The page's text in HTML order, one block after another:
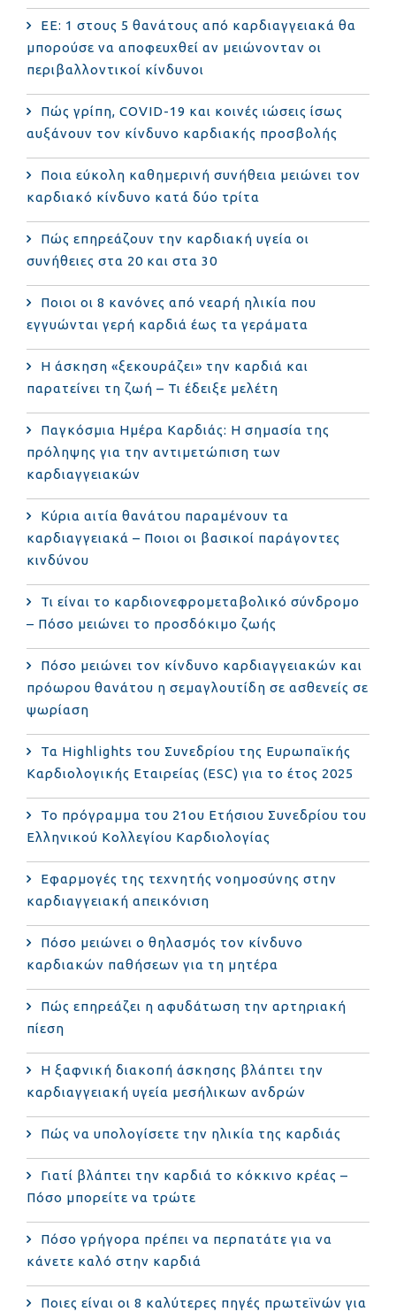
ΕΕ: 1 στους 5 θανάτους από καρδιαγγειακά θα
μπορούσε να αποφευχθεί αν μειώνονταν οι
περιβαλλοντικοί κίνδυνοι
Πώς γρίπη, COVID-19 και κοινές ιώσεις ίσως
αυξάνουν τον κίνδυνο καρδιακής προσβολής
Ποια εύκολη καθημερινή συνήθεια μειώνει τον
καρδιακό κίνδυνο κατά δύο τρίτα
Πώς επηρεάζουν την καρδιακή υγεία οι
συνήθειες στα 20 και στα 30
Ποιοι οι 8 κανόνες από νεαρή ηλικία που
εγγυώνται γερή καρδιά έως τα γεράματα
Η άσκηση «ξεκουράζει» την καρδιά και
παρατείνει τη ζωή – Τι έδειξε μελέτη
Παγκόσμια Ημέρα Καρδιάς: Η σημασία της
πρόληψης για την αντιμετώπιση των
καρδιαγγειακών
Κύρια αιτία θανάτου παραμένουν τα
καρδιαγγειακά – Ποιοι οι βασικοί παράγοντες
κινδύνου
Τι είναι το καρδιονεφρομεταβολικό σύνδρομο
– Πόσο μειώνει το προσδόκιμο ζωής
Πόσο μειώνει τον κίνδυνο καρδιαγγειακών και
πρόωρου θανάτου η σεμαγλουτίδη σε ασθενείς σε
ψωρίαση
Τα Highlights του Συνεδρίου της Ευρωπαϊκής
Καρδιολογικής Εταιρείας (ESC) για το έτος 2025
Το πρόγραμμα του 21ου Ετήσιου Συνεδρίου του
Ελληνικού Κολλεγίου Καρδιολογίας
Εφαρμογές της τεχνητής νοημοσύνης στην
καρδιαγγειακή απεικόνιση
Πόσο μειώνει ο θηλασμός τον κίνδυνο
καρδιακών παθήσεων για τη μητέρα
Πώς επηρεάζει η αφυδάτωση την αρτηριακή
πίεση
Η ξαφνική διακοπή άσκησης βλάπτει την
καρδιαγγειακή υγεία μεσήλικων ανδρών
Πώς να υπολογίσετε την ηλικία της καρδιάς
Γιατί βλάπτει την καρδιά το κόκκινο κρέας –
Πόσο μπορείτε να τρώτε
Πόσο γρήγορα πρέπει να περπατάτε για να
κάνετε καλό στην καρδιά
Ποιες είναι οι 8 καλύτερες πηγές πρωτεϊνών για